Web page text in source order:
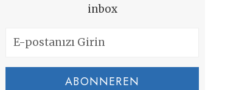
inbox
ABONNEREN